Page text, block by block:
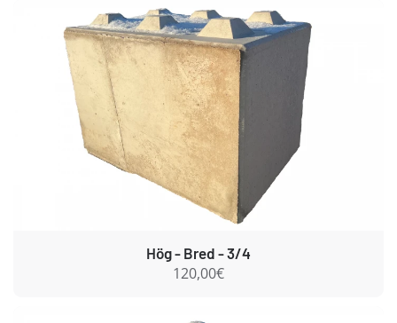
Hög - Bred - 3/4
120,00€